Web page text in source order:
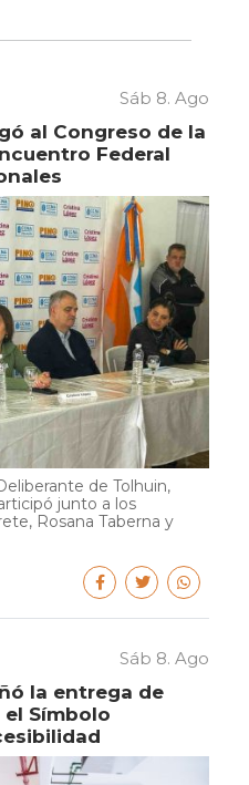
Sáb 8. Ago
al Congreso de la
Federal
de Tolhuin,
junto a los
Rosana Taberna y
Sáb 8. Ago
la entrega de
Símbolo